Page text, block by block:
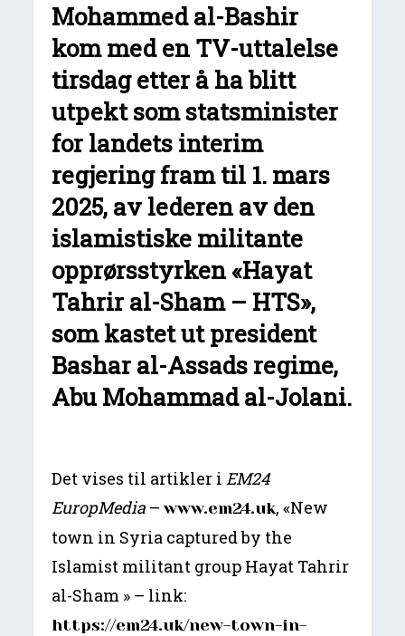
Mohammed al-Bashir
kom med en TV-uttalelse
tirsdag etter å ha blitt
utpekt som statsminister
for landets interim
regjering fram til 1. mars
2025, av lederen av den
islamistiske militante
opprørsstyrken «Hayat
Tahrir al-Sham – HTS»,
som kastet ut president
Bashar al-Assads regime,
Abu Mohammadal-Jolani.
Det vises til artikler iEM24
EuropMedia –www.em24.uk, «New
town in Syria captured by the
Islamist militant group Hayat Tahrir
al-Sham » – link:
https://em24.uk/new-town-in-